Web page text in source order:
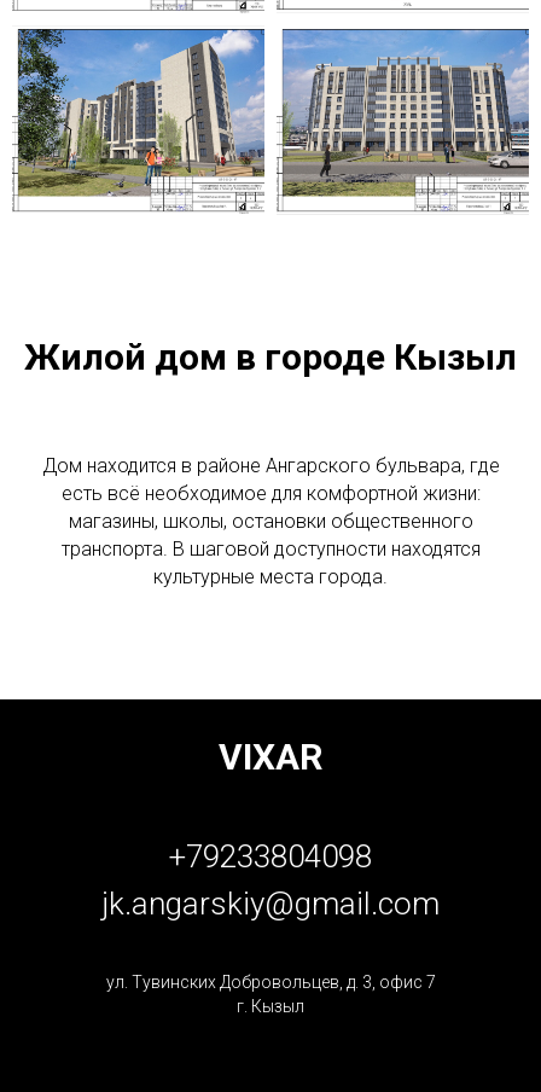
Жилой дом в городе Кызыл
Дом находится в районе Ангарского бульвара, где
есть всё необходимое для комфортной жизни:
магазины, школы, остановки общественного
транспорта. В шаговой доступности находятся
культурные места города.
VIXAR
+79233804098
jk.angarskiy@gmail.com
ул. Тувинских Добровольцев, д. 3, офис 7
г. Кызыл